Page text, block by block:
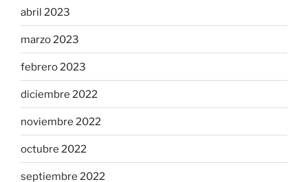
abril 2023
marzo 2023
febrero 2023
diciembre 2022
noviembre 2022
octubre 2022
septiembre 2022